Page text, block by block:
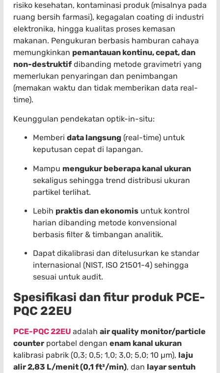
risiko kesehatan, kontaminasi produk (misalnya pada
ruang bersih farmasi), kegagalan coating di industri
elektronika, hingga kualitas proses kemasan
makanan. Pengukuran berbasis hamburan cahaya
memungkinkan pemantauan kontinu, cepat, dan
non-destruktif dibanding metode gravimetri yang
memerlukan penyaringan dan penimbangan
(memakan waktu dan tidak memberikan data real-
time).
Keunggulan pendekatan optik-in-situ:
Memberi data langsung (real-time) untuk
keputusan cepat di lapangan.
Mampu mengukur beberapa kanal ukuran
sekaligus sehingga trend distribusi ukuran
partikel terlihat.
Lebih praktis dan ekonomis untuk kontrol
harian dibanding metode konvensional
berbasis filter & timbangan analitik.
Dapat dikalibrasi dan ditelusurkan ke standar
internasional (NIST, ISO 21501-4) sehingga
sesuai untuk audit.
Spesifikasi dan fitur produk PCE-
PQC 22EU
PCE-PQC 22EU adalah air quality monitor/particle
counter portabel dengan enam kanal ukuran
kalibrasi pabrik (0,3; 0,5; 1,0; 3,0; 5,0; 10 µm), laju
alir 2,83 L/menit (0,1 ft³/min), dan layar sentuh